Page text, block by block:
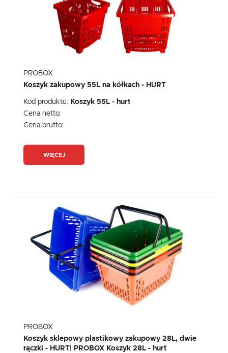
PROBOX
Koszyk zakupowy 55L na kółkach - HURT
Kod produktu: Koszyk 55L - hurt
Cena netto:
Cena brutto:
WIĘCEJ
PROBOX
Koszyk sklepowy plastikowy zakupowy 28L, dwie
rączki - HURT| PROBOX Koszyk 28L - hurt